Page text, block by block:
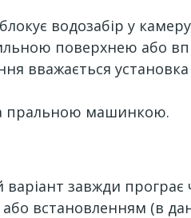
водозабір у
поверхнею або
вважається
пральною машинкою.
завжди програє
встановленням (в